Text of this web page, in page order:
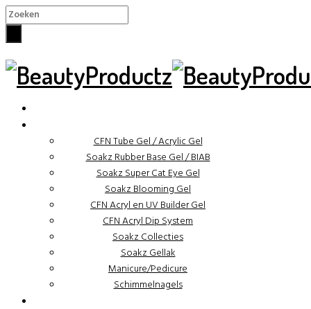
CFN Tube Gel / Acrylic Gel
Soakz Rubber Base Gel / BIAB
Soakz Super Cat Eye Gel
Soakz Blooming Gel
CFN Acryl en UV Builder Gel
CFN Acryl Dip System
Soakz Collecties
Soakz Gellak
Manicure/Pedicure
Schimmelnagels